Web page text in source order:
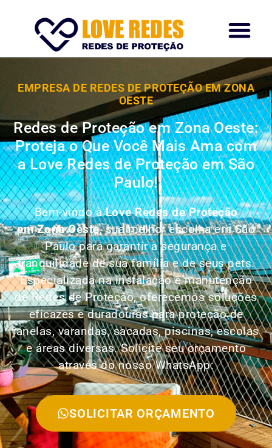
EMPRESA DE REDES DE PROTEÇÃO EM ZONA
OESTE
Redes de Proteção em Zona Oeste:
Proteja o Que Você Mais Ama com
a Love Redes de Proteção em São
Paulo!
Bem-vindo àLove Redes de Proteção
em Zona Oeste, sua melhor escolha em São
Paulo para garantir a segurança e
tranquilidade de sua família e de seus pets.
Especializada na instalação e manutenção
de Redes de Proteção, oferecemos soluções
eficazes e duradouras para proteção de
janelas, varandas, sacadas, piscinas, escolas
e áreas diversas. Solicite seu orçamento
através do nosso WhatsApp:
SOLICITAR ORÇAMENTO